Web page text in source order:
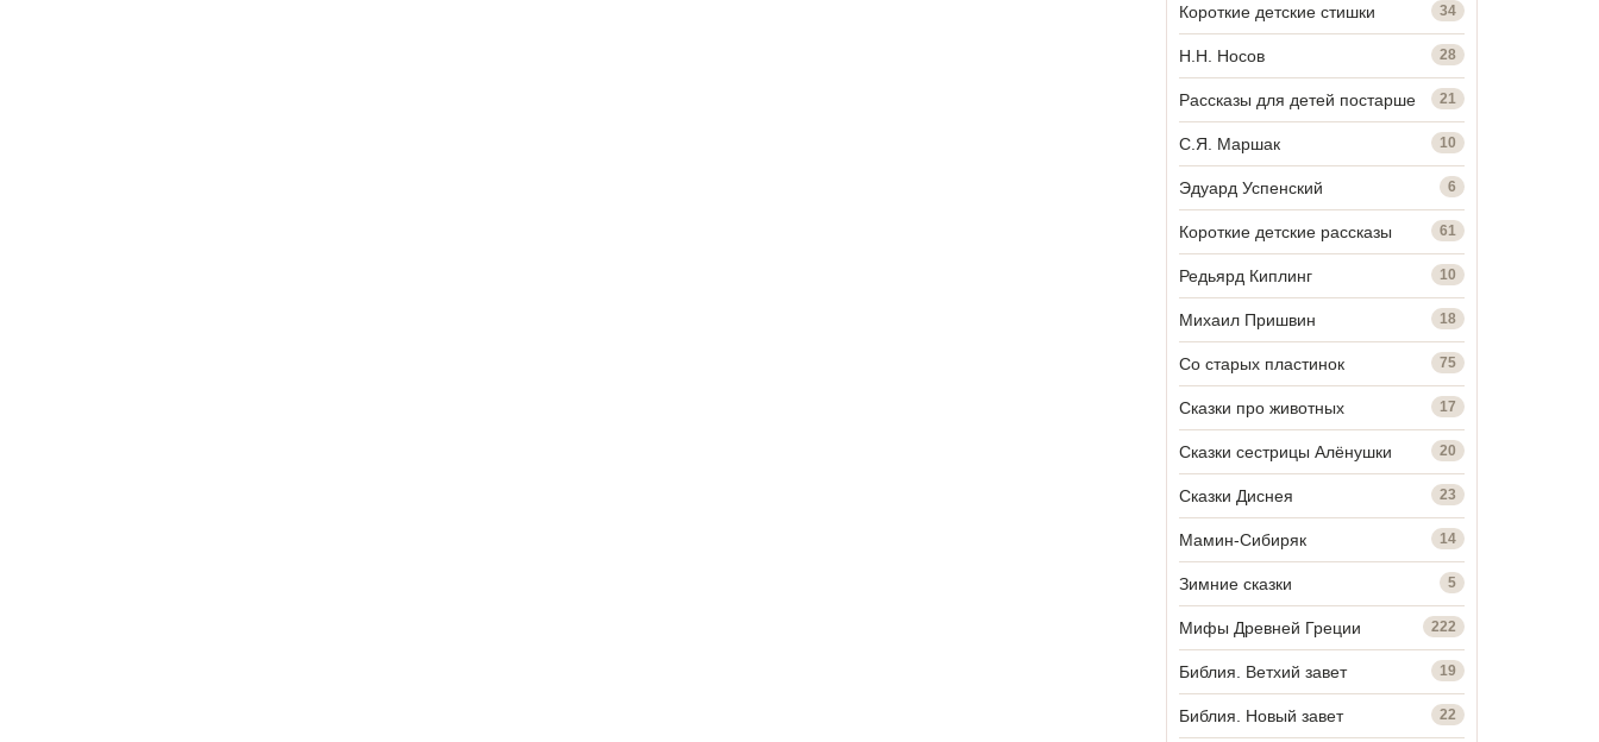
Короткие детские стишки 34
Н.Н. Носов 28
Рассказы для детей постарше 21
С.Я. Маршак 10
Эдуард Успенский 6
Короткие детские рассказы 61
Редьярд Киплинг 10
Михаил Пришвин 18
Со старых пластинок 75
Сказки про животных 17
Сказки сестрицы Алёнушки 20
Сказки Диснея 23
Мамин-Сибиряк 14
Зимние сказки 5
Мифы Древней Греции 222
Библия. Ветхий завет 19
Библия. Новый завет 22